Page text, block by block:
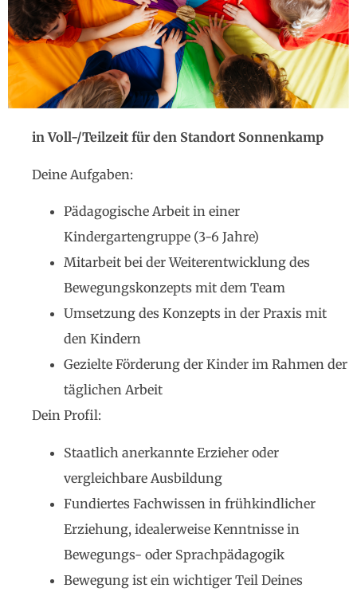
in Voll-/Teilzeit für den Standort Sonnenkamp
Deine Aufgaben:
Pädagogische Arbeit in einer
Kindergartengruppe (3-6 Jahre)
Mitarbeit bei der Weiterentwicklung des
Bewegungskonzepts mit dem Team
Umsetzung des Konzepts in der Praxis mit
den Kindern
Gezielte Förderung der Kinder im Rahmen der
täglichen Arbeit
Dein Profil:
Staatlich anerkannte Erzieher oder
vergleichbare Ausbildung
Fundiertes Fachwissen in frühkindlicher
Erziehung, idealerweise Kenntnisse in
Bewegungs- oder Sprachpädagogik
Bewegung ist ein wichtiger Teil Deines